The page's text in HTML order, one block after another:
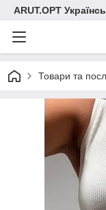
ARUT.OPT
Товари та